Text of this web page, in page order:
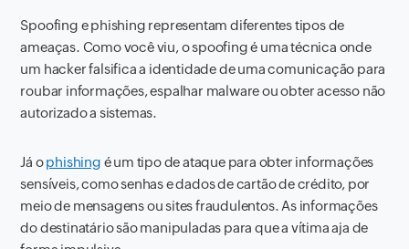
Spoofing e phishing representam diferentes tipos de
ameaças. Como você viu, o spoofing é uma técnica onde
um hacker falsifica a identidade de uma comunicação para
roubar informações, espalhar malware ou obter acesso não
autorizado a sistemas.
Já ophishing é um tipo de ataque para obter informações
sensíveis, como senhas e dados de cartão de crédito, por
meio de mensagens ou sites fraudulentos. As informações
do destinatário são manipuladas para que a vítima aja de